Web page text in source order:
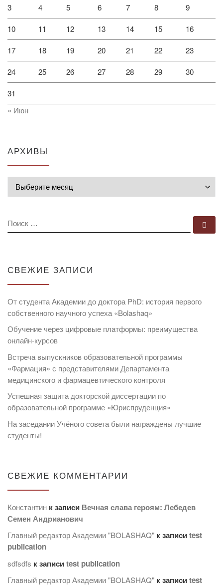
3 4 5 6 7 8 9
10 11 12 13 14 15 16
17 18 19 20 21 22 23
24 25 26 27 28 29 30
31
« Июн
АРХИВЫ
ПОИСК
СВЕЖИЕ ЗАПИСИ
От студента Академии до доктора PhD: история первого
собственного научного успеха «Bolashaq»
Обучение через цифровые платформы: преимущества
онлайн-курсов
Встреча выпускников образовательной программы
«Фармация» с представителями Департамента
медицинского и фармацевтического контроля
Успешная защита докторской диссертации по
образовательной программе «Юриспруденция»
На заседании Учёного совета были награждены лучшие
студенты!
СВЕЖИЕ КОММЕНТАРИИ
Константин к записи Вечная слава героям: Лебедев
Семен Андрианович
Главный редактор Академии "BOLASHAQ" к записиtest
publication
sdfsdfs к записиtest publication
Главный редактор Академии "BOLASHAQ" к записиtest